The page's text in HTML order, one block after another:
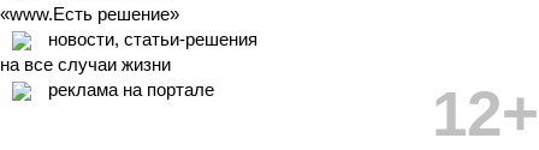
«www.Есть решение»
новости, статьи-решения
на все случаи жизни
реклама на портале
12+